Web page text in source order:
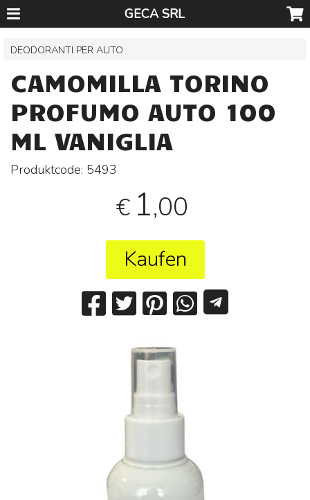
GECA SRL
DEODORANTI PER AUTO
CAMOMILLA TORINO
PROFUMO AUTO 100
ML VANIGLIA
Produktcode: 5493
€ 1,00
Kaufen